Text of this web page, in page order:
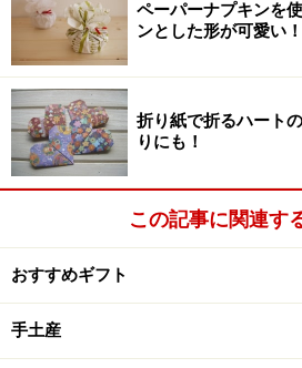
ペーパーナプキンを
ンとした形が可愛い！
折り紙で折るハート
りにも！
この記事に関連す
おすすめギフト
手土産